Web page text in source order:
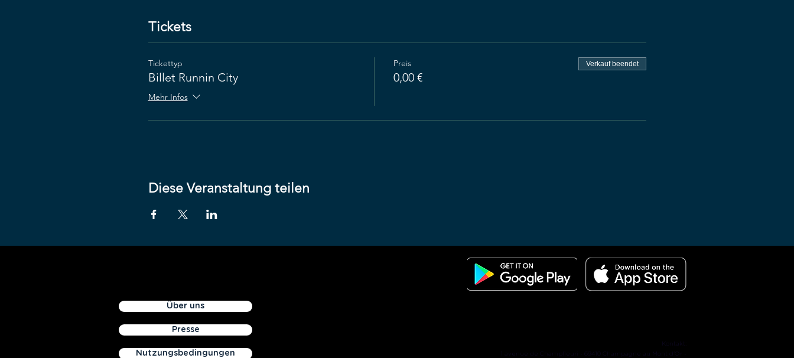
Tickets
Tickettyp
Billet Runnin City
Mehr Infos
Preis
0,00 €
Verkauf beendet
Diese Veranstaltung teilen
Über uns
Presse
Nutzungsbedingungen
Kontakt:
1 avenue de Champfleuri - 69410 Champagne au Mont d'Or -